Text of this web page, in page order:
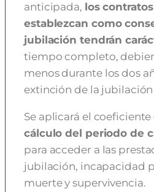
anticipada, los
establezcan como
jubilación tendrán
tiempo completo,
menos durante los dos
extinción de la
Se aplicará el coeficiente
cálculo del periodo de
para acceder a las
jubilación, incapacidad
muerte y supervivencia.